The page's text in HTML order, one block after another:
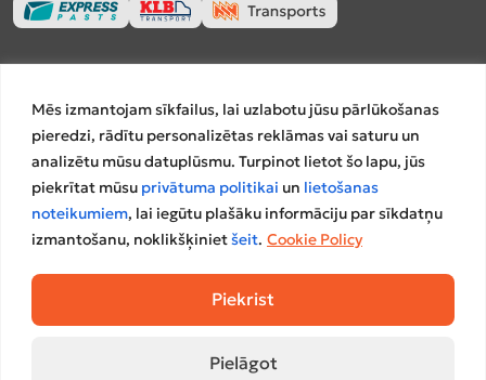
Mēs izmantojam sīkfailus, lai uzlabotu jūsu pārlūkošanas
pieredzi, rādītu personalizētas reklāmas vai saturu un
analizētu mūsu datuplūsmu. Turpinot lietot šo lapu, jūs
piekrītat mūsu privātuma politikai un lietošanas
noteikumiem, lai iegūtu plašāku informāciju par sīkdatņu
izmantošanu, noklikšķinietšeit. Cookie Policy
Pielāgot
Piekrist
Salīdzināšanas platformas